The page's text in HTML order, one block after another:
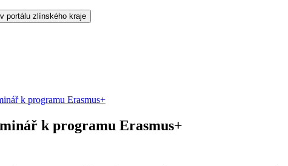
k programu Erasmus+
k programu Erasmus+